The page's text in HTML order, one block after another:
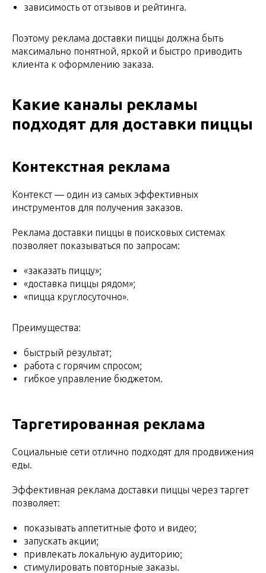
зависимость от отзывов и рейтинга.
Поэтому реклама доставки пиццы должна быть
максимально понятной, яркой и быстро приводить
клиента к оформлению заказа.
Какие каналы рекламы
подходят для доставки пиццы
Контекстная реклама
Контекст — один из самых эффективных
инструментов для получения заказов.
Реклама доставки пиццы в поисковых системах
позволяет показываться по запросам:
«заказать пиццу»;
«доставка пиццы рядом»;
«пицца круглосуточно».
Преимущества:
быстрый результат;
работа с горячим спросом;
гибкое управление бюджетом.
Таргетированная реклама
Социальные сети отлично подходят для продвижения
еды.
Эффективная реклама доставки пиццы через таргет
позволяет:
показывать аппетитные фото и видео;
запускать акции;
привлекать локальную аудиторию;
стимулировать повторные заказы.